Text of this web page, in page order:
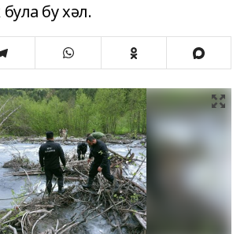
бу хәл.